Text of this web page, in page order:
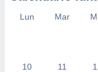
Lun Mar
10 11